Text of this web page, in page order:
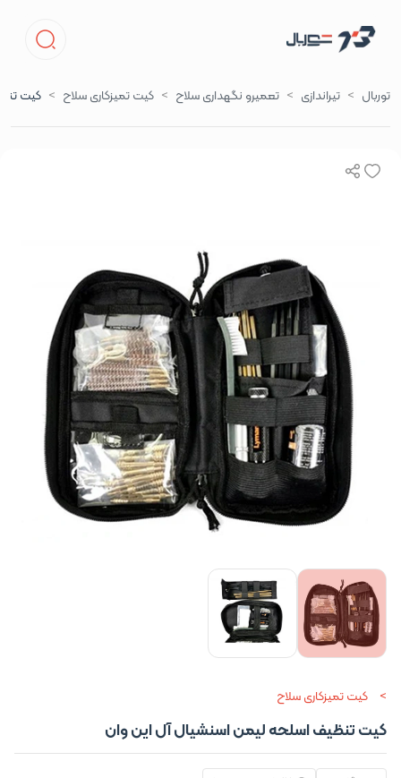
توربال تیراندازی تعمیرو نگهداری سلاح کیت تمیزکاری سلاح کیت
کیت تمیزکاری سلاح
کیت تنظیف اسلحه لیمن اسنشیال آل این وان